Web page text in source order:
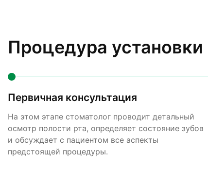
Процедура
Первичная консультация
На этом этапе стоматолог проводит детальный
осмотр полости рта, определяет состояние зубов
и обсуждает с пациентом все аспекты
предстоящей процедуры.